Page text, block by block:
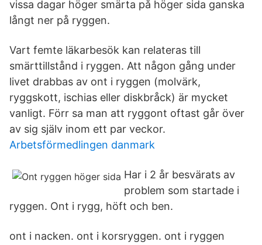
vissa dagar höger smärta på höger sida ganska
långt ner på ryggen.
Vart femte läkarbesök kan relateras till
smärttillstånd i ryggen. Att någon gång under
livet drabbas av ont i ryggen (molvärk,
ryggskott, ischias eller diskbråck) är mycket
vanligt. Förr sa man att ryggont oftast går över
av sig själv inom ett par veckor.
Arbetsförmedlingen danmark
Har i 2 år besvärats av
problem som startade i
ryggen. Ont i rygg, höft och ben.
ont i nacken. ont i korsryggen. ont i ryggen